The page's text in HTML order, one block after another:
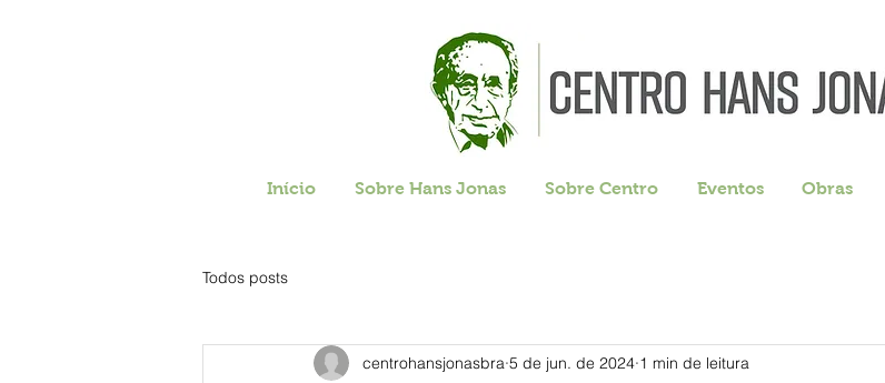
Início Sobre Hans Jonas Sobre Centro Eventos Obras
Todos posts
centrohansjonasbra 5 de jun. de 2024 1 min de leitura